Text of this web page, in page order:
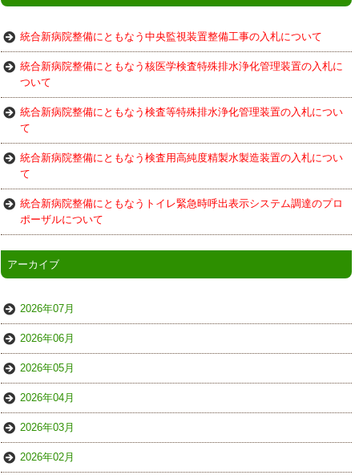
統合新病院整備にともなう中央監視装置整備工事の入札について
統合新病院整備にともなう核医学検査特殊排水浄化管理装置の入札に
ついて
統合新病院整備にともなう検査等特殊排水浄化管理装置の入札につい
て
統合新病院整備にともなう検査用高純度精製水製造装置の入札につい
て
統合新病院整備にともなうトイレ緊急時呼出表示システム調達のプロ
ポーザルについて
アーカイブ
2026年07月
2026年06月
2026年05月
2026年04月
2026年03月
2026年02月